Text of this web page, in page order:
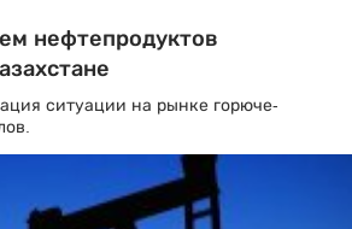
нефтепродуктов
ситуации на рынке горюче-